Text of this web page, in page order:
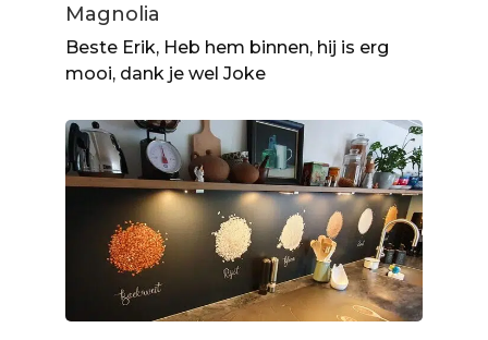
Magnolia
Beste Erik, Heb hem binnen, hij is erg
mooi, dank je wel Joke